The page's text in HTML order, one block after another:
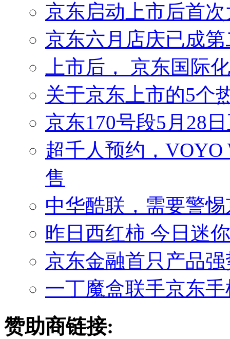
京东启动上市后首
京东六月店庆已成
上市后， 京东国际
关于京东上市的5个
京东170号段5月28
超千人预约，VOYO
售
中华酷联，需要警
昨日西红柿 今日迷
京东金融首只产品
一丁魔盒联手京东
赞助商链接: